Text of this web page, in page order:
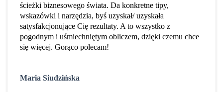
ścieżki biznesowego świata. Da konkretne tipy,
wskazówki i narzędzia, byś uzyskał/ uzyskała
satysfakcjonujące Cię rezultaty. A to wszystko z
pogodnym i uśmiechniętym obliczem, dzięki czemu chce
się więcej. Gorąco polecam!
Maria Siudzińska